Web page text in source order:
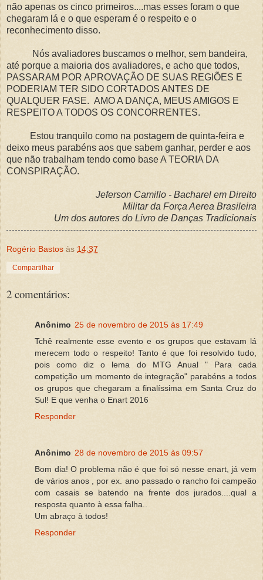
não apenas os cinco primeiros....mas esses foram o que
chegaram lá e o que esperam é o respeito e o
reconhecimento disso.
Nós avaliadores buscamos o melhor, sem bandeira,
até porque a maioria dos avaliadores, e acho que todos,
PASSARAM POR APROVAÇÃO DE SUAS REGIÕES E
PODERIAM TER SIDO CORTADOS ANTES DE
QUALQUER FASE. AMO A DANÇA, MEUS AMIGOS E
RESPEITO A TODOS OS CONCORRENTES.
Estou tranquilo como na postagem de quinta-feira e
deixo meus parabéns aos que sabem ganhar, perder e aos
que não trabalham tendo como base A TEORIA DA
CONSPIRAÇÃO.
Jeferson Camillo - Bacharel em Direito
Militar da Força Aerea Brasileira
Um dos autores do Livro de Danças Tradicionais
Rogério Bastos às 14:37
Compartilhar
2 comentários:
Anônimo 25 de novembro de 2015 às 17:49
Tchê realmente esse evento e os grupos que estavam lá
merecem todo o respeito! Tanto é que foi resolvido tudo,
pois como diz o lema do MTG Anual " Para cada
competição um momento de integração" parabéns a todos
os grupos que chegaram a finalíssima em Santa Cruz do
Sul! E que venha o Enart 2016
Responder
Anônimo 28 de novembro de 2015 às 09:57
Bom dia! O problema não é que foi só nesse enart, já vem
de vários anos , por ex. ano passado o rancho foi campeão
com casais se batendo na frente dos jurados....qual a
resposta quanto à essa falha..
Um abraço à todos!
Responder